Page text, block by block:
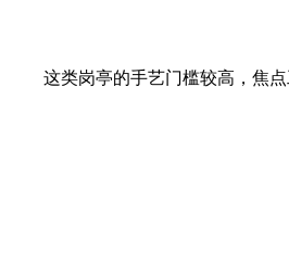
这类岗亭的手艺门槛较高，焦点